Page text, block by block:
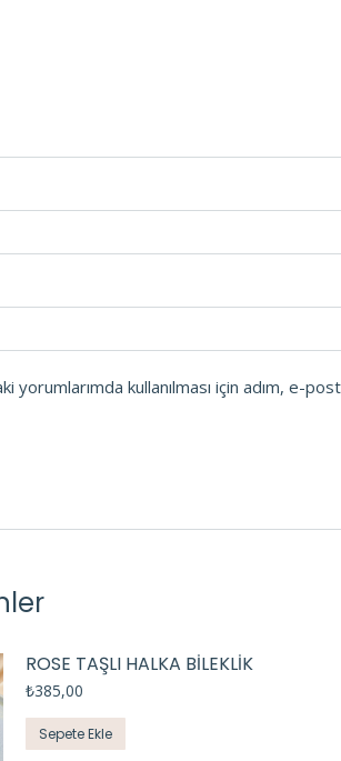
yorumlarımda kullanılması için adım, e-
ROSE TAŞLI HALKA BİLEKLİK
₺385,00
Sepete Ekle